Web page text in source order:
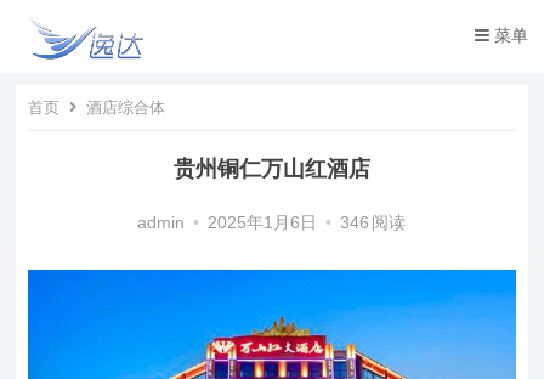
菜单
首页 酒店综合体
贵州铜仁万山红酒店
admin • 2025年1月6日 • 346 阅读